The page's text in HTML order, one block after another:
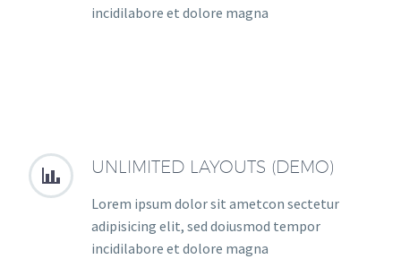
incidilabore et dolore magna

 UNLIMITED LAYOUTS (DEMO)
Lorem ipsum dolor sit ametcon sectetur
adipisicing elit, sed doiusmod tempor
incidilabore et dolore magna